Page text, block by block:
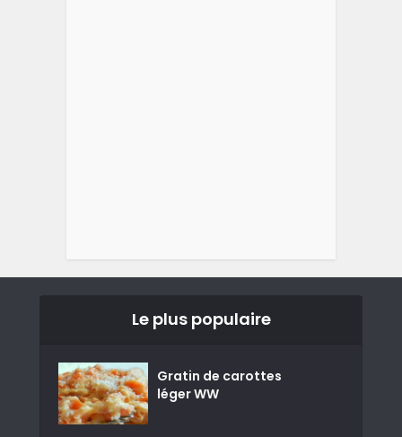
Le plus populaire
Gratin de carottes
léger WW